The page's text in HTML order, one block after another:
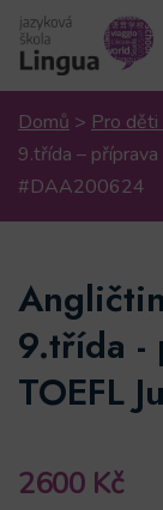
Domů > Pro děti
9.třída – příprava
#DAA200624
9.třída -
TOEFL
2600 Kč